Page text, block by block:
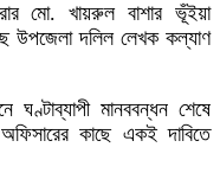
মো. খায়রুল বাশার ভূঁইয়া
উপজেলা দলিল লেখক কল্যাণ
ঘণ্টাব্যাপী মানববন্ধন শেষে
কাছে একই দাবিতে